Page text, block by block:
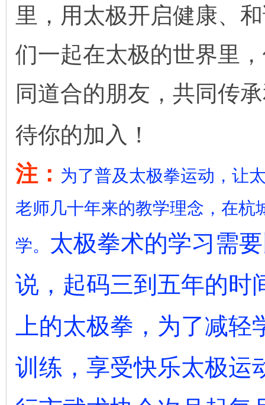
里，用太极开启健康、
们一起在太极的世界里
同道合的朋友，共同传
待你的加入！
注： 为了普及太极拳运动，让
老师几十年来的教学理念，在杭
学。 太极拳术的学习需
说，起码三到五年的时
上的太极拳，为了减轻
训练，享受快乐太极运